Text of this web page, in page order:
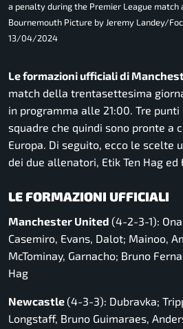
a penalty during the Premier League
Bournemouth Picture by Jeremy Landey/
13/04/2024
Le formazioni ufficiali di
match della trentasettesima
in programma alle 21:00. Tre
squadre che quindi sono pronte a
Europa. Di seguito, ecco le scelte
dei due allenatori, Etik Ten Hag ed
LE FORMAZIONI UFFICIALI
Manchester United (4-2-3-1):
Casemiro, Evans, Dalot; Mainoo,
McTominay, Garnacho; Bruno
Hag
Newcastle(4-3-3): Dubravka;
Longstaff, Bruno Guimaraes,